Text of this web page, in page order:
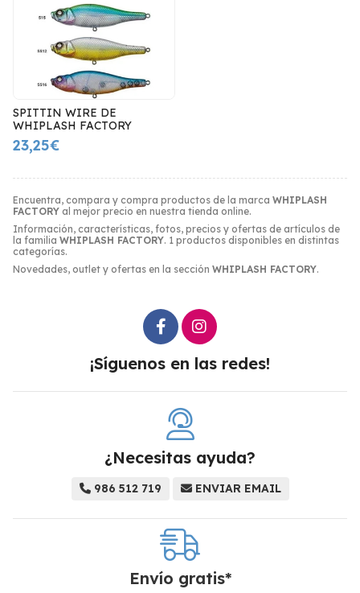
Encuentra, compara y compra productos de la marca WHIPLASH
FACTORY al mejor precio en nuestra tienda online.
Información, características, fotos, precios y ofertas de artículos de
la familia WHIPLASH FACTORY. 1 productos disponibles en distintas
categorías.
Novedades, outlet y ofertas en la sección WHIPLASH FACTORY.
SPITTIN WIRE DE
WHIPLASH FACTORY
23,25€
¡Síguenos en las redes!
¿Necesitas ayuda?
986 512 719 ENVIAR EMAIL
Envío gratis*